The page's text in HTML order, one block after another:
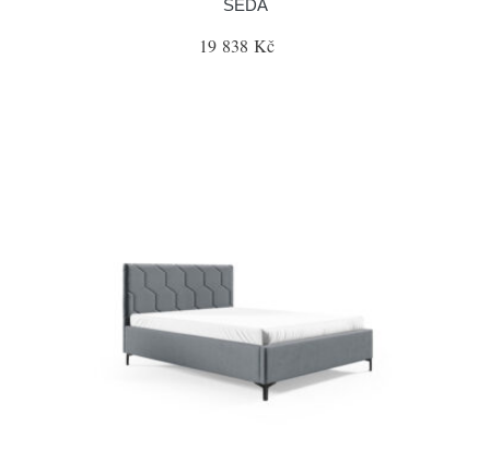
ŠEDÁ
19 838 Kč